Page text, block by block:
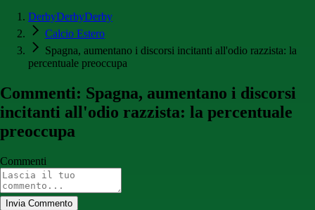
DerbyDerbyDerby
Calcio Estero
Spagna, aumentano i discorsi incitanti all'odio razzista: la
percentuale preoccupa
Commenti: Spagna, aumentano i discorsi
incitanti all'odio razzista: la percentuale
preoccupa
Commenti
Invia Commento